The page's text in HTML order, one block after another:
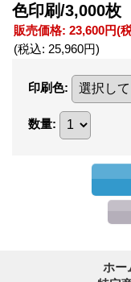
色印刷/3,000枚
販売価格: 23,600円(
(税込: 25,960円)
印刷色:
数量:
ホー